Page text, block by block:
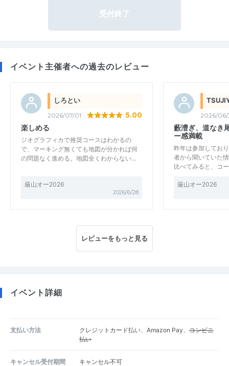
受付終了
イベント主催者への過去のレビュー
しろとい
2026/07/01 5.00
楽しめる
ジオグラフィカで推奨コースはわかるの
で、マーキング無くても地図が分かれば何
の問題なく進める。地図全くわからない…
厳山オー2026
2026/6/28
2026/
藪漕ぎ、道なき
ー感満載
昨年は参加してお
者から聞いていた
比べてみると、コ
厳山オー2026
レビューをもっと見る
イベント詳細
支払い方法 クレジットカード払い、Amazon Pay、コンビニ
払い
キャンセル受付期間 キャンセル不可